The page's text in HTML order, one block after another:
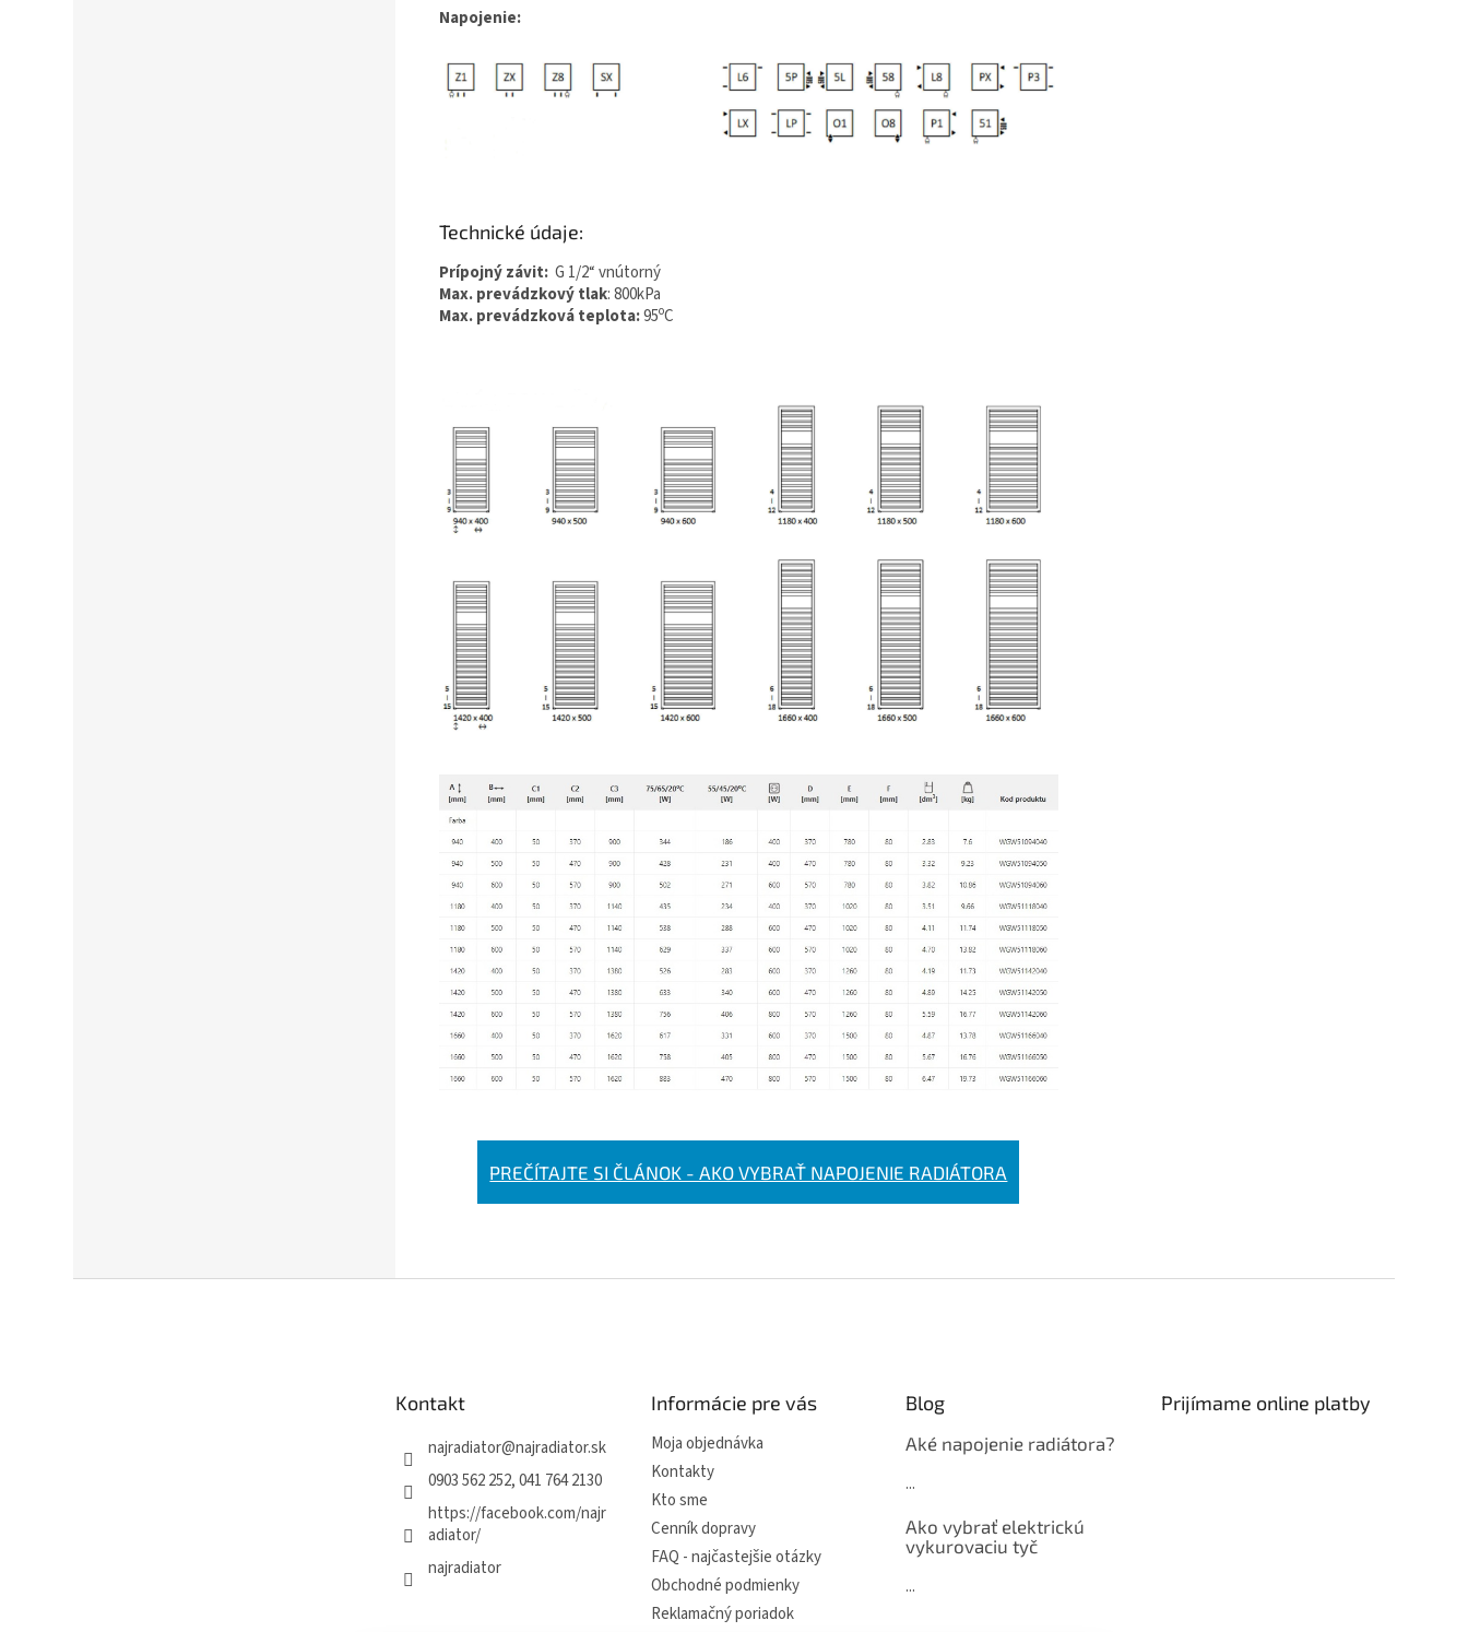
Napojenie:
Technické údaje:
Prípojný závit: G 1/2“ vnútorný
Max. prevádzkový tlak: 800kPa
Max. prevádzková teplota:95oC
PREČÍTAJTE SI ČLÁNOK - AKO VYBRAŤ NAPOJENIE RADIÁTORA
Kontakt
najradiator@najradiator.sk
0903 562 252, 041 764 2130
https://facebook.com/najr
adiator/
najradiator
Informácie pre vás
Moja objednávka
Kontakty
Kto sme
Cenník dopravy
FAQ - najčastejšie otázky
Obchodné podmienky
Reklamačný poriadok
Blog
Aké napojenie radiátora?
...
Ako vybrať elektrickú
vykurovaciu tyč
...
Prijímame online platby